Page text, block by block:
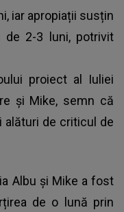
iar apropiații susțin
2-3 luni, potrivit
proiect al Iuliei
și Mike, semn că
alături de criticul de
Albu și Mike a fost
de o lună prin